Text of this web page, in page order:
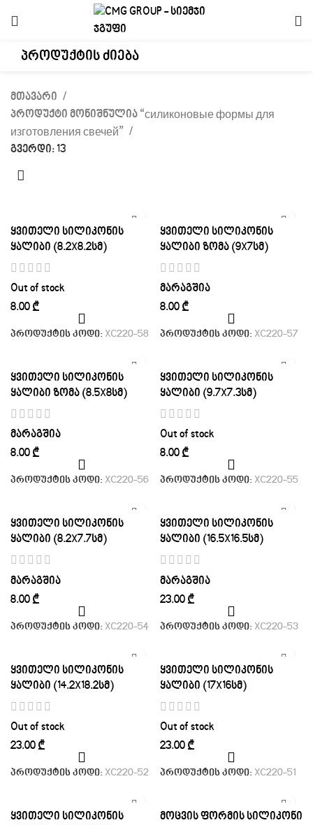
მთავარი
პროდუქტი მონიშნულია “силиконовые формы для
изготовления свечей”
გვერდი: 13
ყვითელი სილიკონის
ყალიბი (8.2X8.2სმ)
Out of stock
₾
პროდუქტის კოდი: XC220-58
ყვითელი სილიკონის
ყალიბი ზომა (9X7სმ)
მარაგშია
₾
პროდუქტის კოდი: XC220-57
ყვითელი სილიკონის
ყალიბი ზომა (8.5X8სმ)
მარაგშია
₾
პროდუქტის კოდი: XC220-56
ყვითელი სილიკონის
ყალიბი (9.7X7.3სმ)
Out of stock
₾
პროდუქტის კოდი: XC220-55
ყვითელი სილიკონის
ყალიბი (8.2X7.7სმ)
მარაგშია
₾
პროდუქტის კოდი: XC220-54
ყვითელი სილიკონის
ყალიბი (16.5X16.5სმ)
მარაგშია
₾
პროდუქტის კოდი: XC220-53
ყვითელი სილიკონის
ყალიბი (14.2X18.2სმ)
Out of stock
₾
პროდუქტის კოდი: XC220-52
ყვითელი სილიკონის
ყალიბი (17X16სმ)
Out of stock
₾
პროდუქტის კოდი: XC220-51
ყვითელი სილიკონის
მოცვის ფორმის სილიკონი